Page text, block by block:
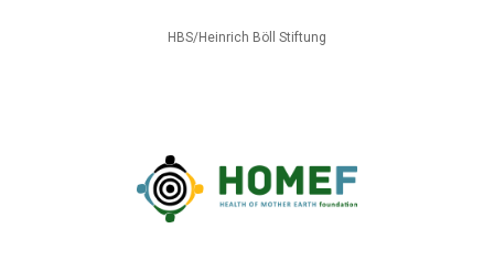
HBS/Heinrich Böll Stiftung